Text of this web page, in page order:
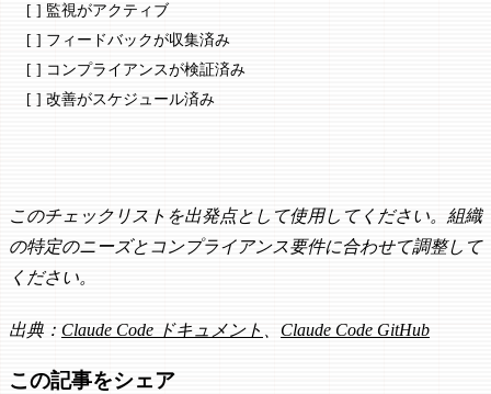
[ ] 監視がアクティブ
[ ] フィードバックが収集済み
[ ] コンプライアンスが検証済み
[ ] 改善がスケジュール済み
このチェックリストを出発点として使用してください。組織
の特定のニーズとコンプライアンス要件に合わせて調整して
ください。
出典： Claude Code ドキュメント 、 Claude Code GitHub
この記事をシェア